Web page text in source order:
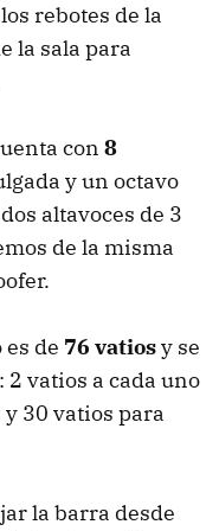
rebotes de la
la sala para
con 8
y un octavo
altavoces de 3
de la misma
de 76 vatiosy se
vatios a cada uno
30 vatios para
la barra desde